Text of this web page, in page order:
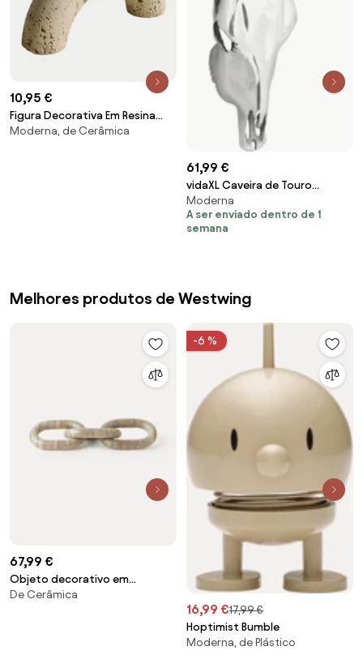
10,95 €
Figura Decorativa Em Resina
Bantry ↑10 Cm - Sklum
Moderna, de Cerâmica
61,99 €
vidaXL Caveira de Touro
Prateado 34 x 13 x 53 cm
Alumínio
Moderna
A ser enviado dentro de 1
semana
Melhores produtos de Westwing
67,99 €
Objeto decorativo em
mármore Milena
De Cerâmica
-6 %
16,99 €17,99 €
Hoptimist Bumble
Moderna, de Plástico